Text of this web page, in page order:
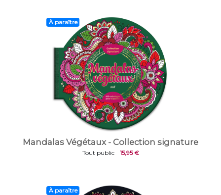
À paraître
Mandalas Végétaux - Collection signature
Tout public 15,95 €
À paraître